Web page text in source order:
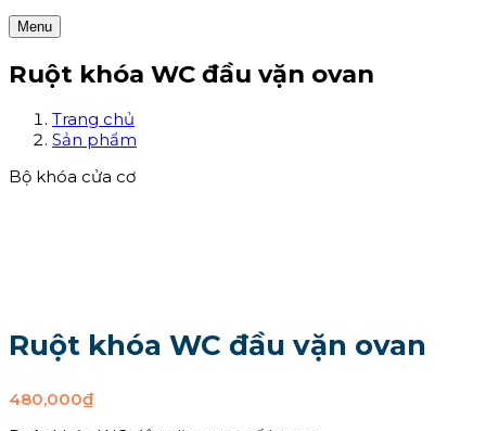
Menu
Ruột khóa WC đầu vặn ovan
Trang chủ
Sản phẩm
Bộ khóa cửa cơ
Ruột khóa WC đầu vặn ovan
480,000₫